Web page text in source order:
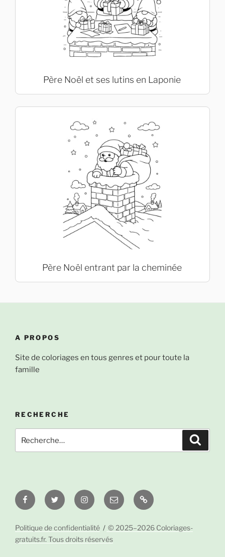
Père Noël et ses lutins en Laponie
Père Noël entrant par la cheminée
A PROPOS
Site de coloriages en tous genres et pour toute la
famille
RECHERCHE
pour
FacebookTwitter InstagramEmail
À
propos
Politique de confidentialité
© 2025–2026 Coloriages-
gratuits.fr. Tous droits réservés